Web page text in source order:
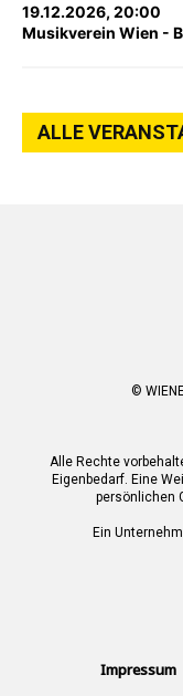
19.12.2026, 20:00
Musikverein Wien -
ALLE
©
Alle Rechte
Eigenbedarf. Eine
persönlichen
Ein
Impressum